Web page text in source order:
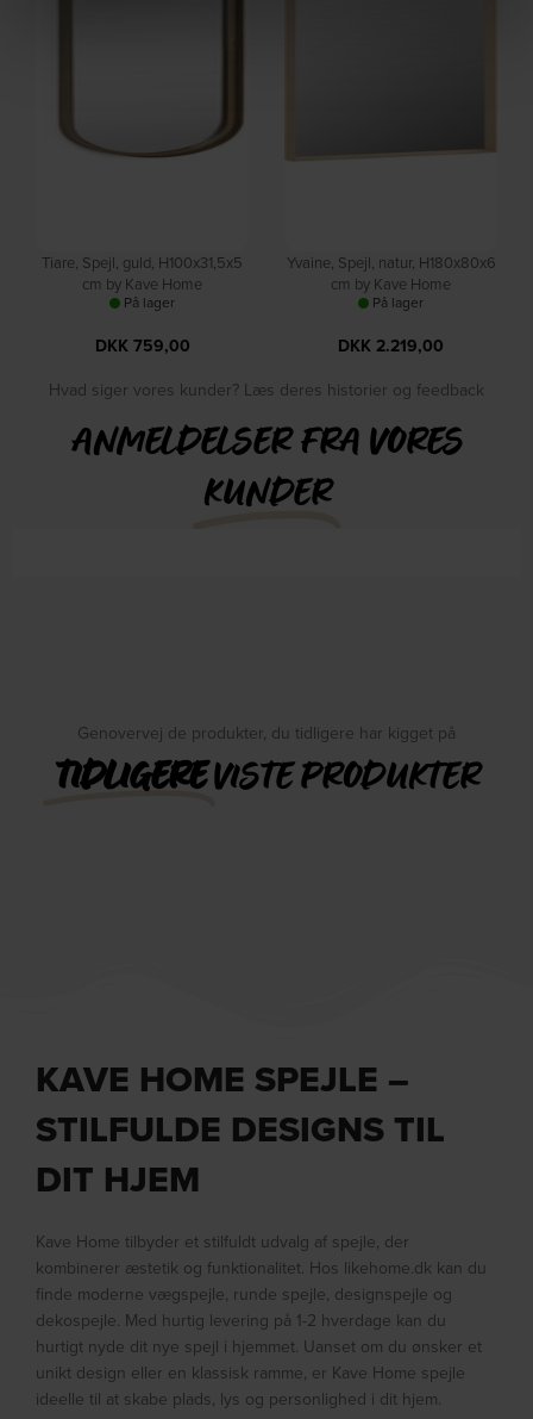
Tiare, Spejl, guld, H100x31,5x5
cm by Kave Home
På lager
DKK759,00
Yvaine, Spejl, natur, H180x80x6
cm by Kave Home
På lager
DKK 2.219,00
Hvad siger vores kunder? Læs deres historier og feedback
ANMELDELSER FRA VORES
KUNDER
Genovervej de produkter, du tidligere har kigget på
TIDLIGEREVISTE PRODUKTER
KAVE HOME SPEJLE –
STILFULDE DESIGNS TIL
DIT HJEM
Kave Home tilbyder et stilfuldt udvalg af spejle, der
kombinerer æstetik og funktionalitet. Hos likehome.dk kan du
finde moderne vægspejle, runde spejle, designspejle og
dekospejle. Med hurtig levering på 1-2 hverdage kan du
hurtigt nyde dit nye spejl i hjemmet. Uanset om du ønsker et
unikt design eller en klassisk ramme, er Kave Home spejle
ideelle til at skabe plads, lys og personlighed i dit hjem.